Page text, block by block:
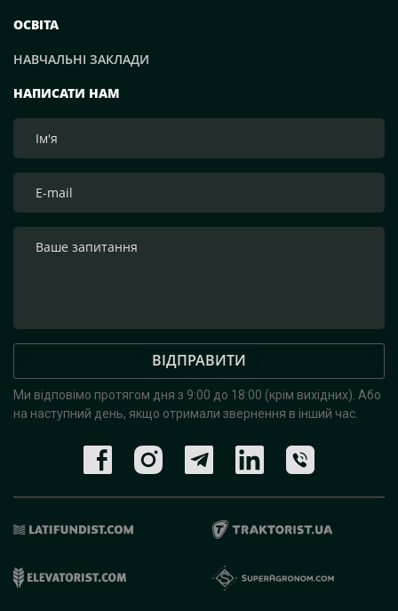
НАПИСАТИ НАМ
ВІДПРАВИТИ
Ми відповімо протягом дня з 9:00 до 18:00 (крім вихідних). Або
на наступний день, якщо отримали звернення в інший час.
ОСВІТА
НАВЧАЛЬНІ ЗАКЛАДИ